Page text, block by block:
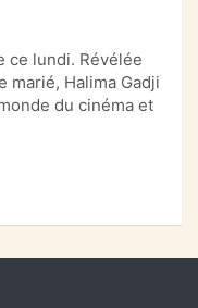
ce lundi. Révélée
marié, Halima Gadji
du cinéma et